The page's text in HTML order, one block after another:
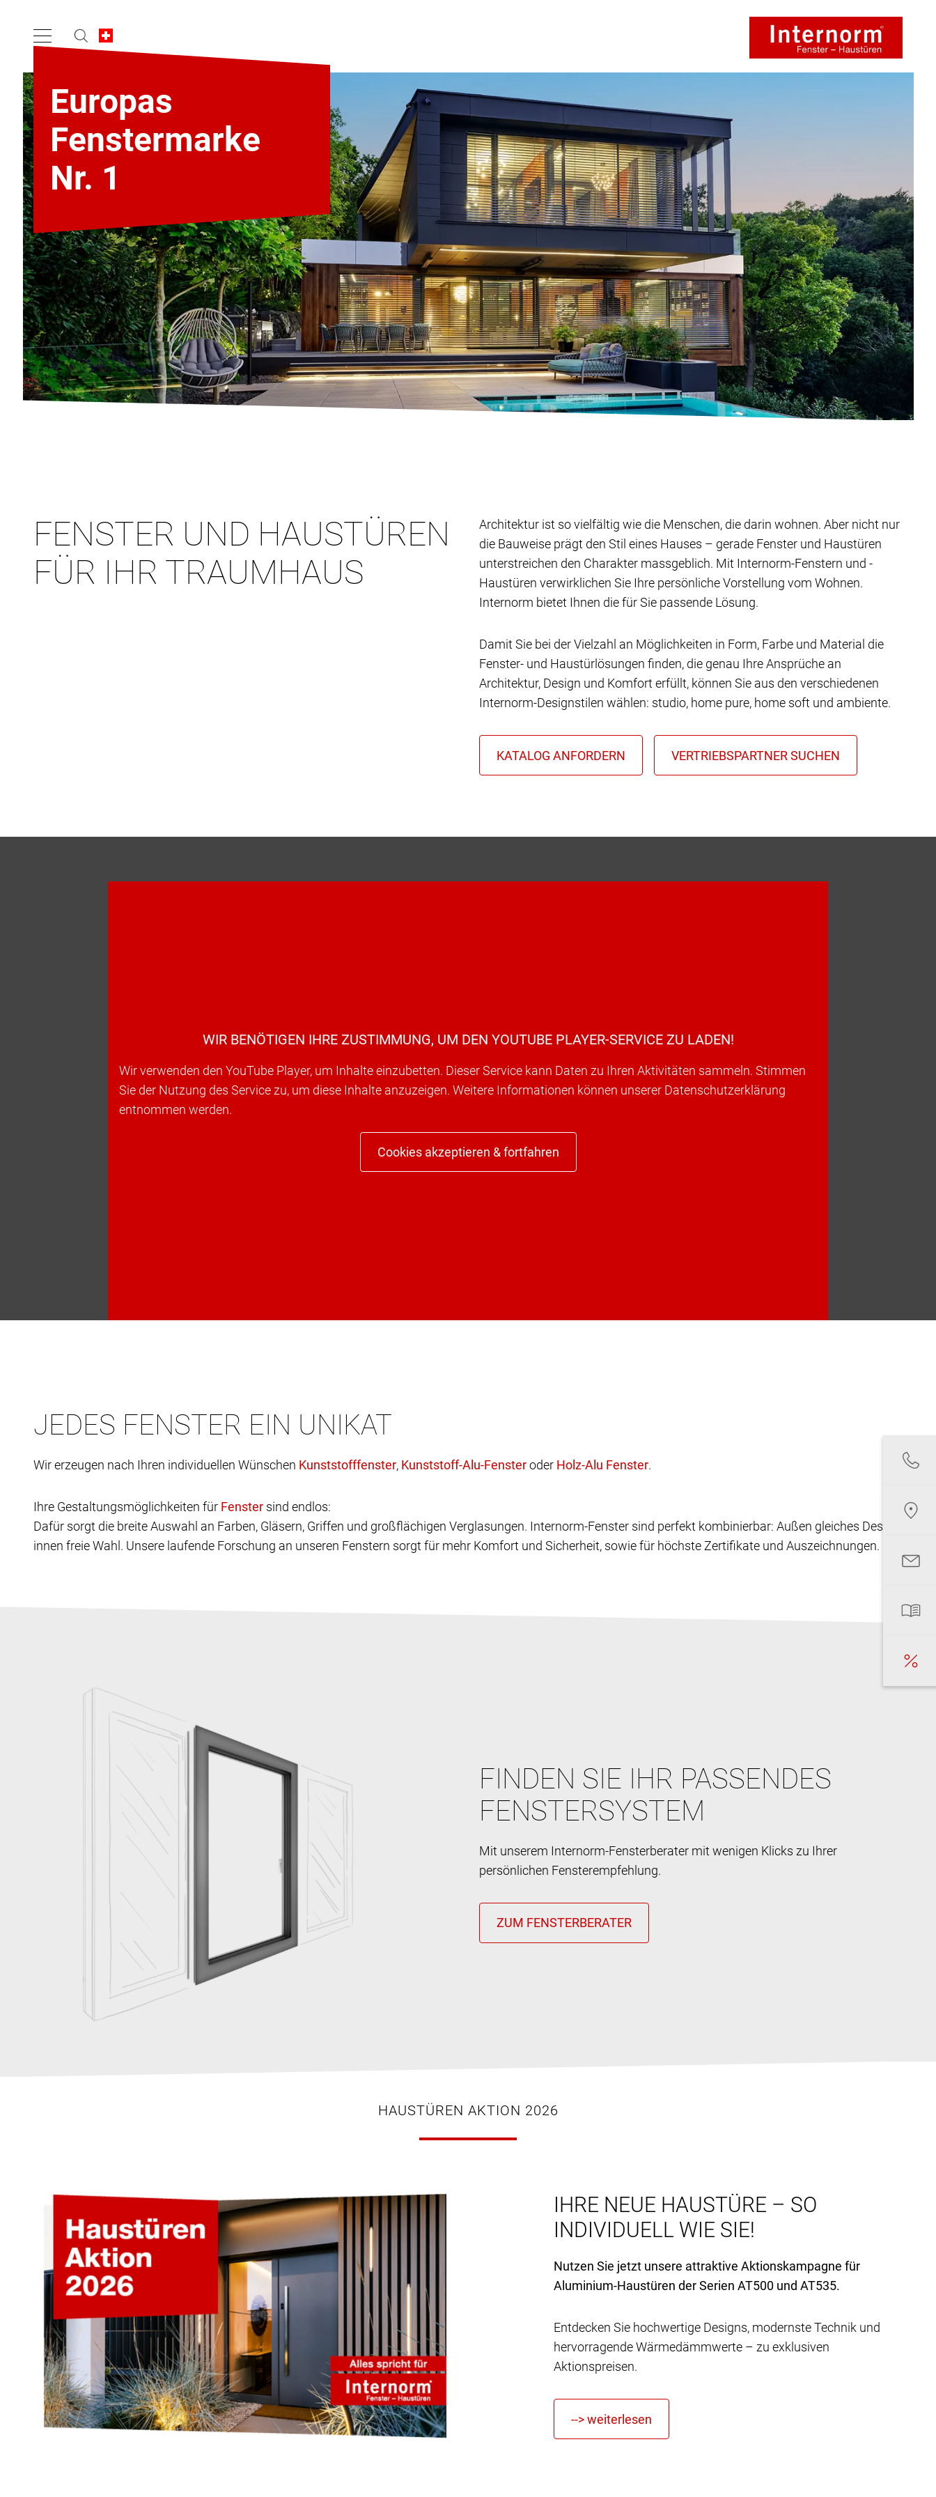
Europas
Fenstermarke
Nr. 1
FENSTER UND HAUSTÜREN
FÜR IHR TRAUMHAUS
Architektur ist so vielfältig wie die Menschen, die darin wohnen. Aber nicht nur
die Bauweise prägt den Stil eines Hauses – gerade Fenster und Haustüren
unterstreichen den Charakter massgeblich. Mit Internorm-Fenstern und -
Haustüren verwirklichen Sie Ihre persönliche Vorstellung vom Wohnen.
Internorm bietet Ihnen die für Sie passende Lösung.
Damit Sie bei der Vielzahl an Möglichkeiten in Form, Farbe und Material die
Fenster- und Haustürlösungen finden, die genau Ihre Ansprüche an
Architektur, Design und Komfort erfüllt, können Sie aus den verschiedenen
Internorm-Designstilen wählen: studio, home pure, home soft und ambiente.
WIR BENÖTIGEN IHRE ZUSTIMMUNG, UM DEN YOUTUBE PLAYER-SERVICE ZU LADEN!
Wir verwenden den YouTube Player, um Inhalte einzubetten. Dieser Service kann Daten zu Ihren Aktivitäten sammeln. Stimmen
Sie der Nutzung des Service zu, um diese Inhalte anzuzeigen. Weitere Informationen können unserer Datenschutzerklärung
entnommen werden.
Cookies akzeptieren & fortfahren
JEDES FENSTER EIN UNIKAT
Wir erzeugen nach Ihren individuellen Wünschen , oder .
Ihre Gestaltungsmöglichkeiten für
sind endlos:
Dafür sorgt die breite Auswahl an Farben, Gläsern, Griffen und großflächigen Verglasungen. Internorm-Fenster sind perfekt kombinierbar: Außen gleiches Design,
innen freie Wahl. Unsere laufende Forschung an unseren Fenstern sorgt für mehr Komfort und Sicherheit, sowie für höchste Zertifikate und Auszeichnungen.
FINDEN SIE IHR PASSENDES
FENSTERSYSTEM
Mit unserem Internorm-Fensterberater mit wenigen Klicks zu Ihrer
persönlichen Fensterempfehlung.
HAUSTÜREN AKTION 2026
IHRE NEUE HAUSTÜRE – SO
INDIVIDUELL WIE SIE!
Nutzen Sie jetzt unsere attraktive Aktionskampagne für
Aluminium-Haustüren der Serien AT500 und AT535.
Entdecken Sie hochwertige Designs, modernste Technik und
hervorragende Wärmedämmwerte – zu exklusiven
Aktionspreisen.